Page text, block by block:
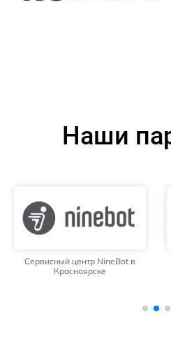
Наши
Сервисный центр NineBot в
Красноярске